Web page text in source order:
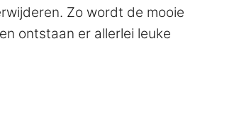
Zo wordt de mooie
ontstaan er allerlei leuke